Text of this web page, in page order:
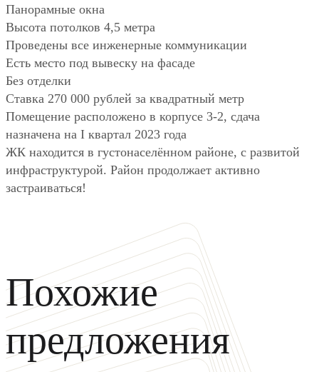
Панорамные окна
Высота потолков 4,5 метра
Проведены все инженерные коммуникации
Есть место под вывеску на фасаде
Без отделки
Ставка 270 000 рублей за квадратный метр
Помещение расположено в корпусе 3-2, сдача
назначена на I квартал 2023 года
ЖК находится в густонаселённом районе, с развитой
инфраструктурой. Район продолжает активно
застраиваться!
Похожие
предложения